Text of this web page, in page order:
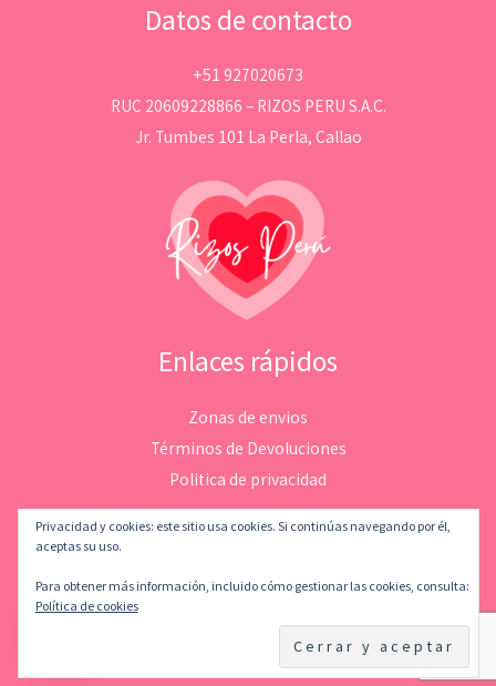
Datos de contacto
+51 927020673
RUC 20609228866 – RIZOS PERU S.A.C.
Jr. Tumbes 101 La Perla, Callao
Enlaces rápidos
Zonas de envios
Términos de Devoluciones
Politica de privacidad
Copyright © 2026 Rizosperu | Desarrollado por LeMatStudio
Privacidad y cookies: este sitio usa cookies. Si continúas navegando por él,
aceptas su uso.
Para obtener más información, incluido cómo gestionar las cookies, consulta:
Política de cookies